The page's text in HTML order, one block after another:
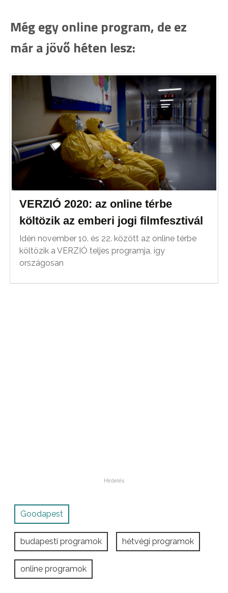
Még egy online program, de ez
már a jövő héten lesz:
VERZIÓ 2020: az online térbe
költözik az emberi jogi filmfesztivál
Idén november 10. és 22. között az online térbe
költözik a VERZIÓ teljes programja, így
országosan
Goodapest
budapesti programok hétvégi programok
online programok